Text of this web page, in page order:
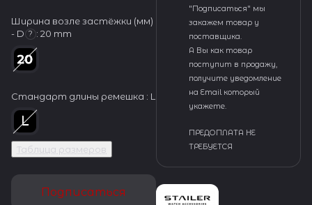
Ширина возле застёжки (мм)
- D ? : 20 mm
Стандарт длины ремешка : L
Таблица размеров
Подписаться
"Подписаться" мы
закажем товар у
поставщика.
А Вы как товар
поступит в продажу,
получите уведомление
на Email который
укажете.
ПРЕДОПЛАТА НЕ
ТРЕБУЕТСЯ